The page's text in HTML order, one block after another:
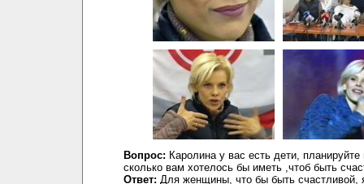
Вопрос: Каролина у вас есть дети,
сколько вам хотелось бы иметь ,чтоб быть
Ответ: Для женщины, что бы быть счастливой,